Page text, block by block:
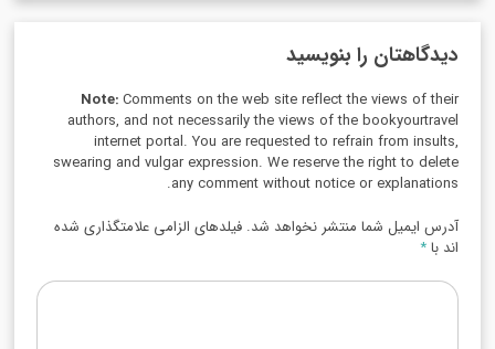
دیدگاهتان را بنویسید
Note:Comments on the web site reflect the views of their
authors, and not necessarily the views of the bookyourtravel
internet portal. You are requested to refrain from insults,
swearing and vulgar expression. We reserve the right to delete
any comment without notice or explanations.
آدرس ایمیل شما منتشر نخواهد شد. فیلدهای الزامی علامتگذاری شده
اند با*